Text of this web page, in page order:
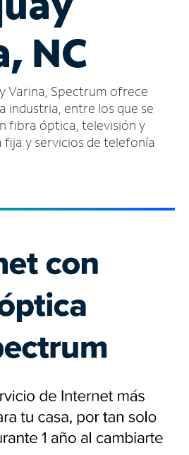
NC
Varina, Spectrum ofrece
industria, entre los que se
fibra óptica, televisión y
y servicios de telefonía